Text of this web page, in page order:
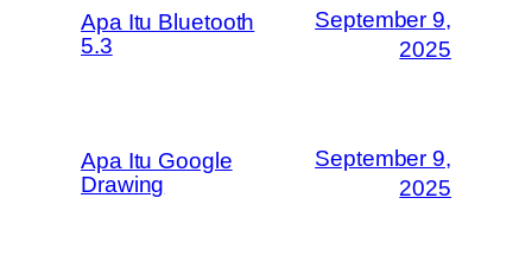
Apa Itu Bluetooth
5.3
September 9,
2025
Apa Itu Google
Drawing
September 9,
2025